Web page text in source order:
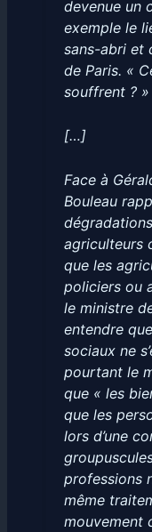
devenue un
exemple le
sans-abri et
de Paris. «
souffrent ? »
[…]
Face à
Bouleau
agriculteurs
que les
policiers ou
le ministre
entendre
sociaux ne
pourtant le
que « les
que les
lors d’une
professions
même
mouvement